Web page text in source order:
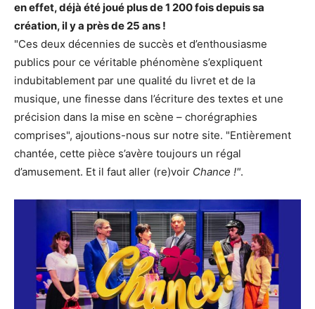
en effet, déjà été joué plus de 1 200 fois depuis sa
création, il y a près de 25 ans !
"Ces deux décennies de succès et d’enthousiasme
publics pour ce véritable phénomène s’expliquent
indubitablement par une qualité du livret et de la
musique, une finesse dans l’écriture des textes et une
précision dans la mise en scène – chorégraphies
comprises", ajoutions-nous sur notre site. "Entièrement
chantée, cette pièce s’avère toujours un régal
d’amusement. Et il faut aller (re)voir Chance !".